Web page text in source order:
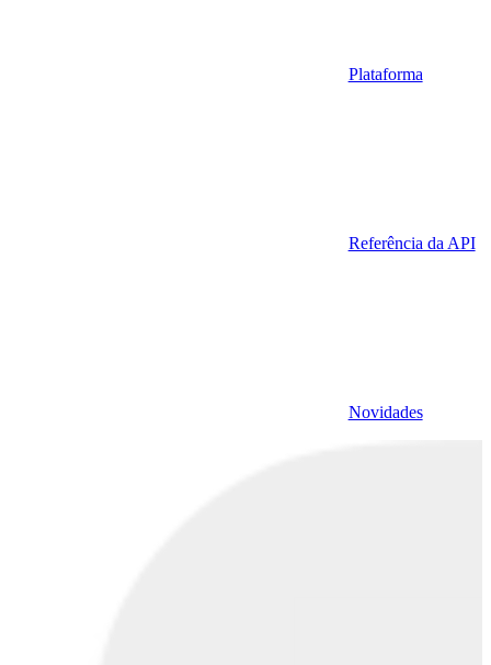
Plataforma
Referência da API
Novidades